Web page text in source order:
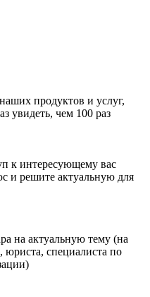
продуктов и услуг,
увидеть, чем 100 раз
к интересующему вас
и решите актуальную для
на актуальную тему (на
юриста, специалиста по